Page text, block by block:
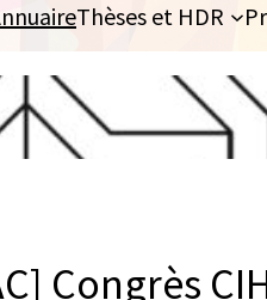
Thèses et HDR
Congrès